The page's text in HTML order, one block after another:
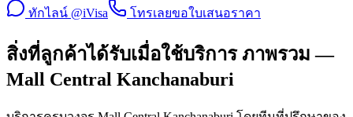
ทักไลน์ @iVisa โทรเลยขอใบเสนอราคา
สิ่งที่ลูกค้าได้รับเมื่อใช้บริการ ภาพรวม —
Mall Central Kanchanaburi